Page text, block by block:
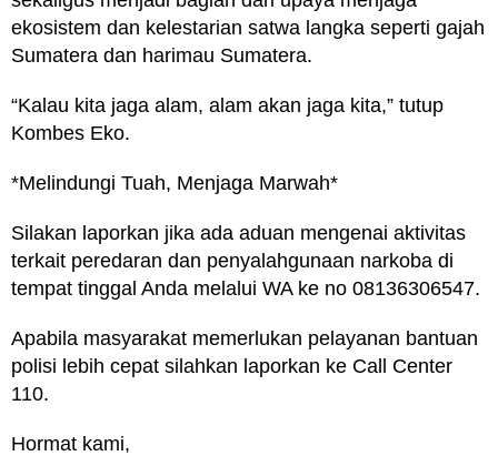
ekosistem dan kelestarian satwa langka seperti gajah
Sumatera dan harimau Sumatera.
“Kalau kita jaga alam, alam akan jaga kita,” tutup
Kombes Eko.
*Melindungi Tuah, Menjaga Marwah*
Silakan laporkan jika ada aduan mengenai aktivitas
terkait peredaran dan penyalahgunaan narkoba di
tempat tinggal Anda melalui WA ke no 08136306547.
Apabila masyarakat memerlukan pelayanan bantuan
polisi lebih cepat silahkan laporkan ke Call Center
110.
Hormat kami,